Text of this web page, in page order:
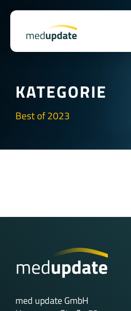
KATEGORIE
Best of 2023
med update GmbH